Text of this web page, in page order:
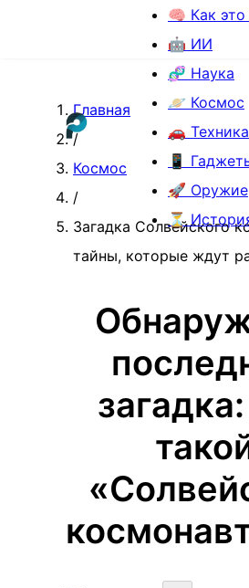
🧠 Как это
🤖 ИИ
🧬 Наука
🪐 Космос
🚗 Техника
📱
🚀 Оружие
⏳
Главная
/
Космос
/
Загадка Солвейского
тайны, которые ждут